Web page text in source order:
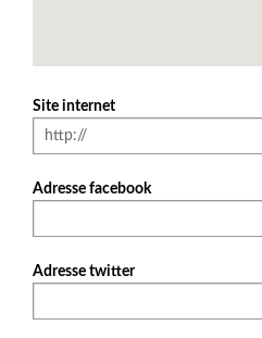
Site internet
Adresse facebook
Adresse twitter